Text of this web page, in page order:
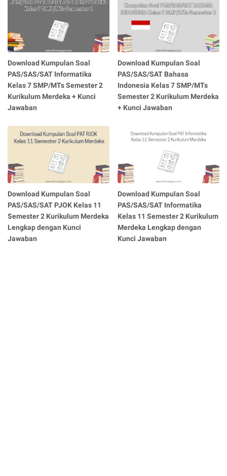
Download Kumpulan Soal
PAS/SAS/SAT Informatika
Kelas 7 SMP/MTs Semester 2
Kurikulum Merdeka + Kunci
Jawaban
Download Kumpulan Soal
PAS/SAS/SAT Bahasa
Indonesia Kelas 7 SMP/MTs
Semester 2 Kurikulum Merdeka
+ Kunci Jawaban
Download Kumpulan Soal
PAS/SAS/SAT PJOK Kelas 11
Semester 2 Kurikulum Merdeka
Lengkap dengan Kunci
Jawaban
Download Kumpulan Soal
PAS/SAS/SAT Informatika
Kelas 11 Semester 2 Kurikulum
Merdeka Lengkap dengan
Kunci Jawaban